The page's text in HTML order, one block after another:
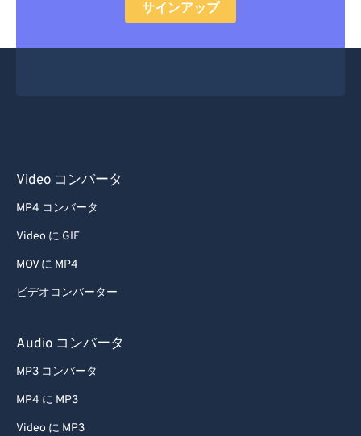
サインアップ
Video コンバータ
MP4 コンバータ
Video に GIF
MOV に MP4
ビデオコンバーター
Audio コンバータ
MP3 コンバータ
MP4 に MP3
Video に MP3